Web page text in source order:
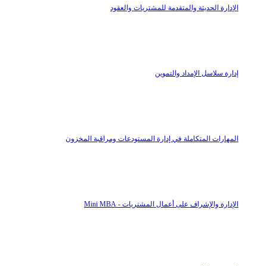
الإدارة الحديثة والمتقدمة للمشتريات والعقود
إدارة سلاسل الإمداد والتموين
المهارات المتكاملة في إدارة المستودعات ومراقبة المخزون
الإدارة والإشراف على أعمال المشتريات - Mini MBA